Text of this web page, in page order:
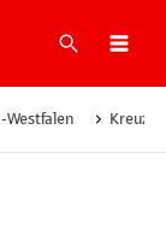
Suche
Westfalen Kreuztal